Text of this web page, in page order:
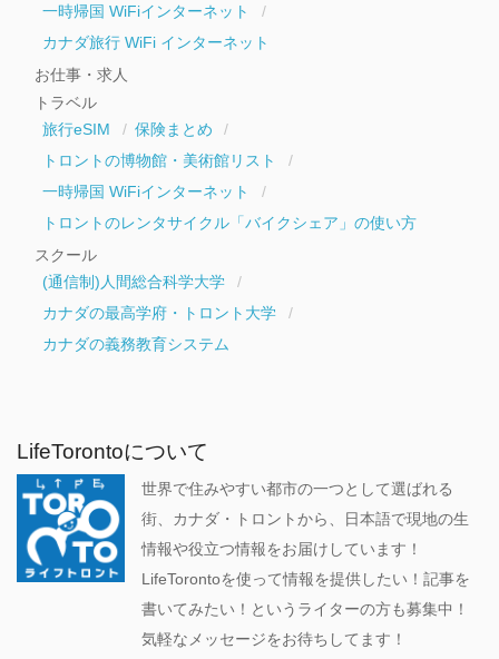
一時帰国 WiFiインターネット
カナダ旅行 WiFi インターネット
お仕事・求人
トラベル
旅行eSIM
保険まとめ
トロントの博物館・美術館リスト
一時帰国 WiFiインターネット
トロントのレンタサイクル「バイクシェア」の使い方
スクール
(通信制)人間総合科学大学
カナダの最高学府・トロント大学
カナダの義務教育システム
LifeTorontoについて
世界で住みやすい都市の一つとして選ばれる
街、カナダ・トロントから、日本語で現地の生
情報や役立つ情報をお届けしています！
LifeTorontoを使って情報を提供したい！記事を
書いてみたい！というライターの方も募集中！
気軽なメッセージをお待ちしてます！